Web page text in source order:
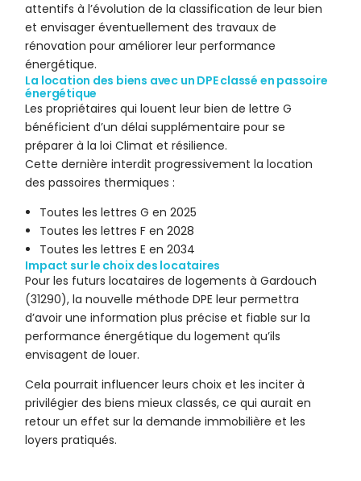
attentifs à l’évolution de la classification de leur bien
et envisager éventuellement des travaux de
rénovation pour améliorer leur performance
énergétique.
La location des biens avec un DPE classé en passoire
énergétique
Les propriétaires qui louent leur bien de lettre G
bénéficient d’un délai supplémentaire pour se
préparer à la loi Climat et résilience.
Cette dernière interdit progressivement la location
des passoires thermiques :
Toutes les lettres G en 2025
Toutes les lettres F en 2028
Toutes les lettres E en 2034
Impact sur le choix des locataires
Pour les futurs locataires de logements à Gardouch
(31290), la nouvelle méthode DPE leur permettra
d’avoir une information plus précise et fiable sur la
performance énergétique du logement qu’ils
envisagent de louer.
Cela pourrait influencer leurs choix et les inciter à
privilégier des biens mieux classés, ce qui aurait en
retour un effet sur la demande immobilière et les
loyers pratiqués.